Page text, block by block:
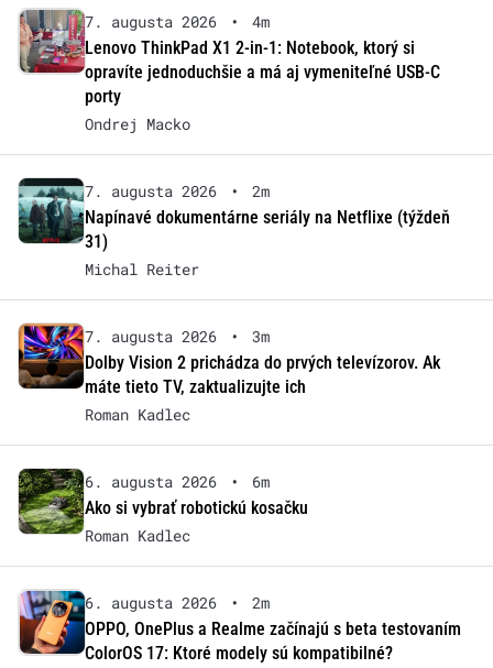
7. augusta 2026 •
4m
Lenovo ThinkPad X1 2-in-1: Notebook, ktorý si
opravíte jednoduchšie a má aj vymeniteľné USB-C
porty
Ondrej Macko
7. augusta 2026 •
2m
Napínavé dokumentárne seriály na Netflixe (týždeň
31)
Michal Reiter
7. augusta 2026 •
3m
Dolby Vision 2 prichádza do prvých televízorov. Ak
máte tieto TV, zaktualizujte ich
Roman Kadlec
6. augusta 2026 •
6m
Ako si vybrať robotickú kosačku
Roman Kadlec
6. augusta 2026 •
2m
OPPO, OnePlus a Realme začínajú s beta testovaním
ColorOS 17: Ktoré modely sú kompatibilné?